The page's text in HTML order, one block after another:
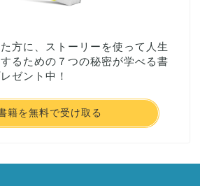
方に、ストーリーを使って人生
るための７つの秘密が学べる書
ゼント中！
籍を無料で受け取る